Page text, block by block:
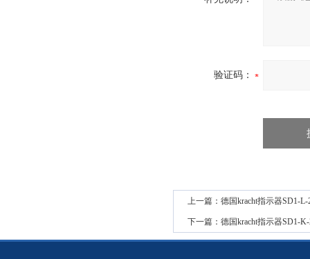
验证码：
上一篇： 德国kracht指示器SD1-L-
下一篇： 德国kracht指示器SD1-